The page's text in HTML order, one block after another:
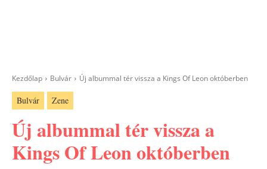
Kezdőlap Bulvár Új albummal tér vissza a Kings Of Leon októberben
Bulvár Zene
Új albummal tér vissza a
Kings Of Leon októberben